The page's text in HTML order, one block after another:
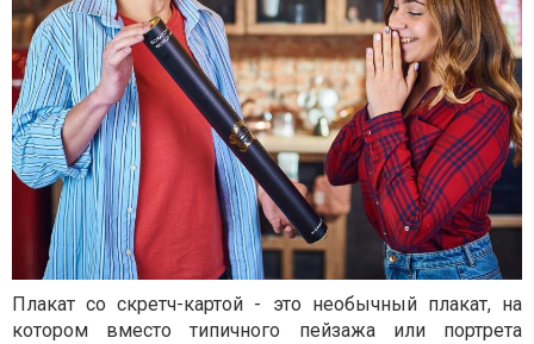
Плакат со скретч-картой - это необычный плакат, на
котором вместо типичного пейзажа или портрета